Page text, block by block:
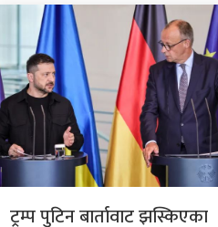
ट्रम्प पुटिन बार्तावाट झस्किएका